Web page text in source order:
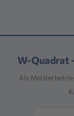
W-Quadrat
Als